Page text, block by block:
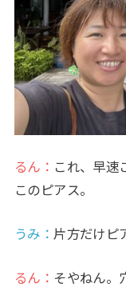
るん： これ、早速
このピアス。
うみ ： 片方だけピ
るん： そやねん。